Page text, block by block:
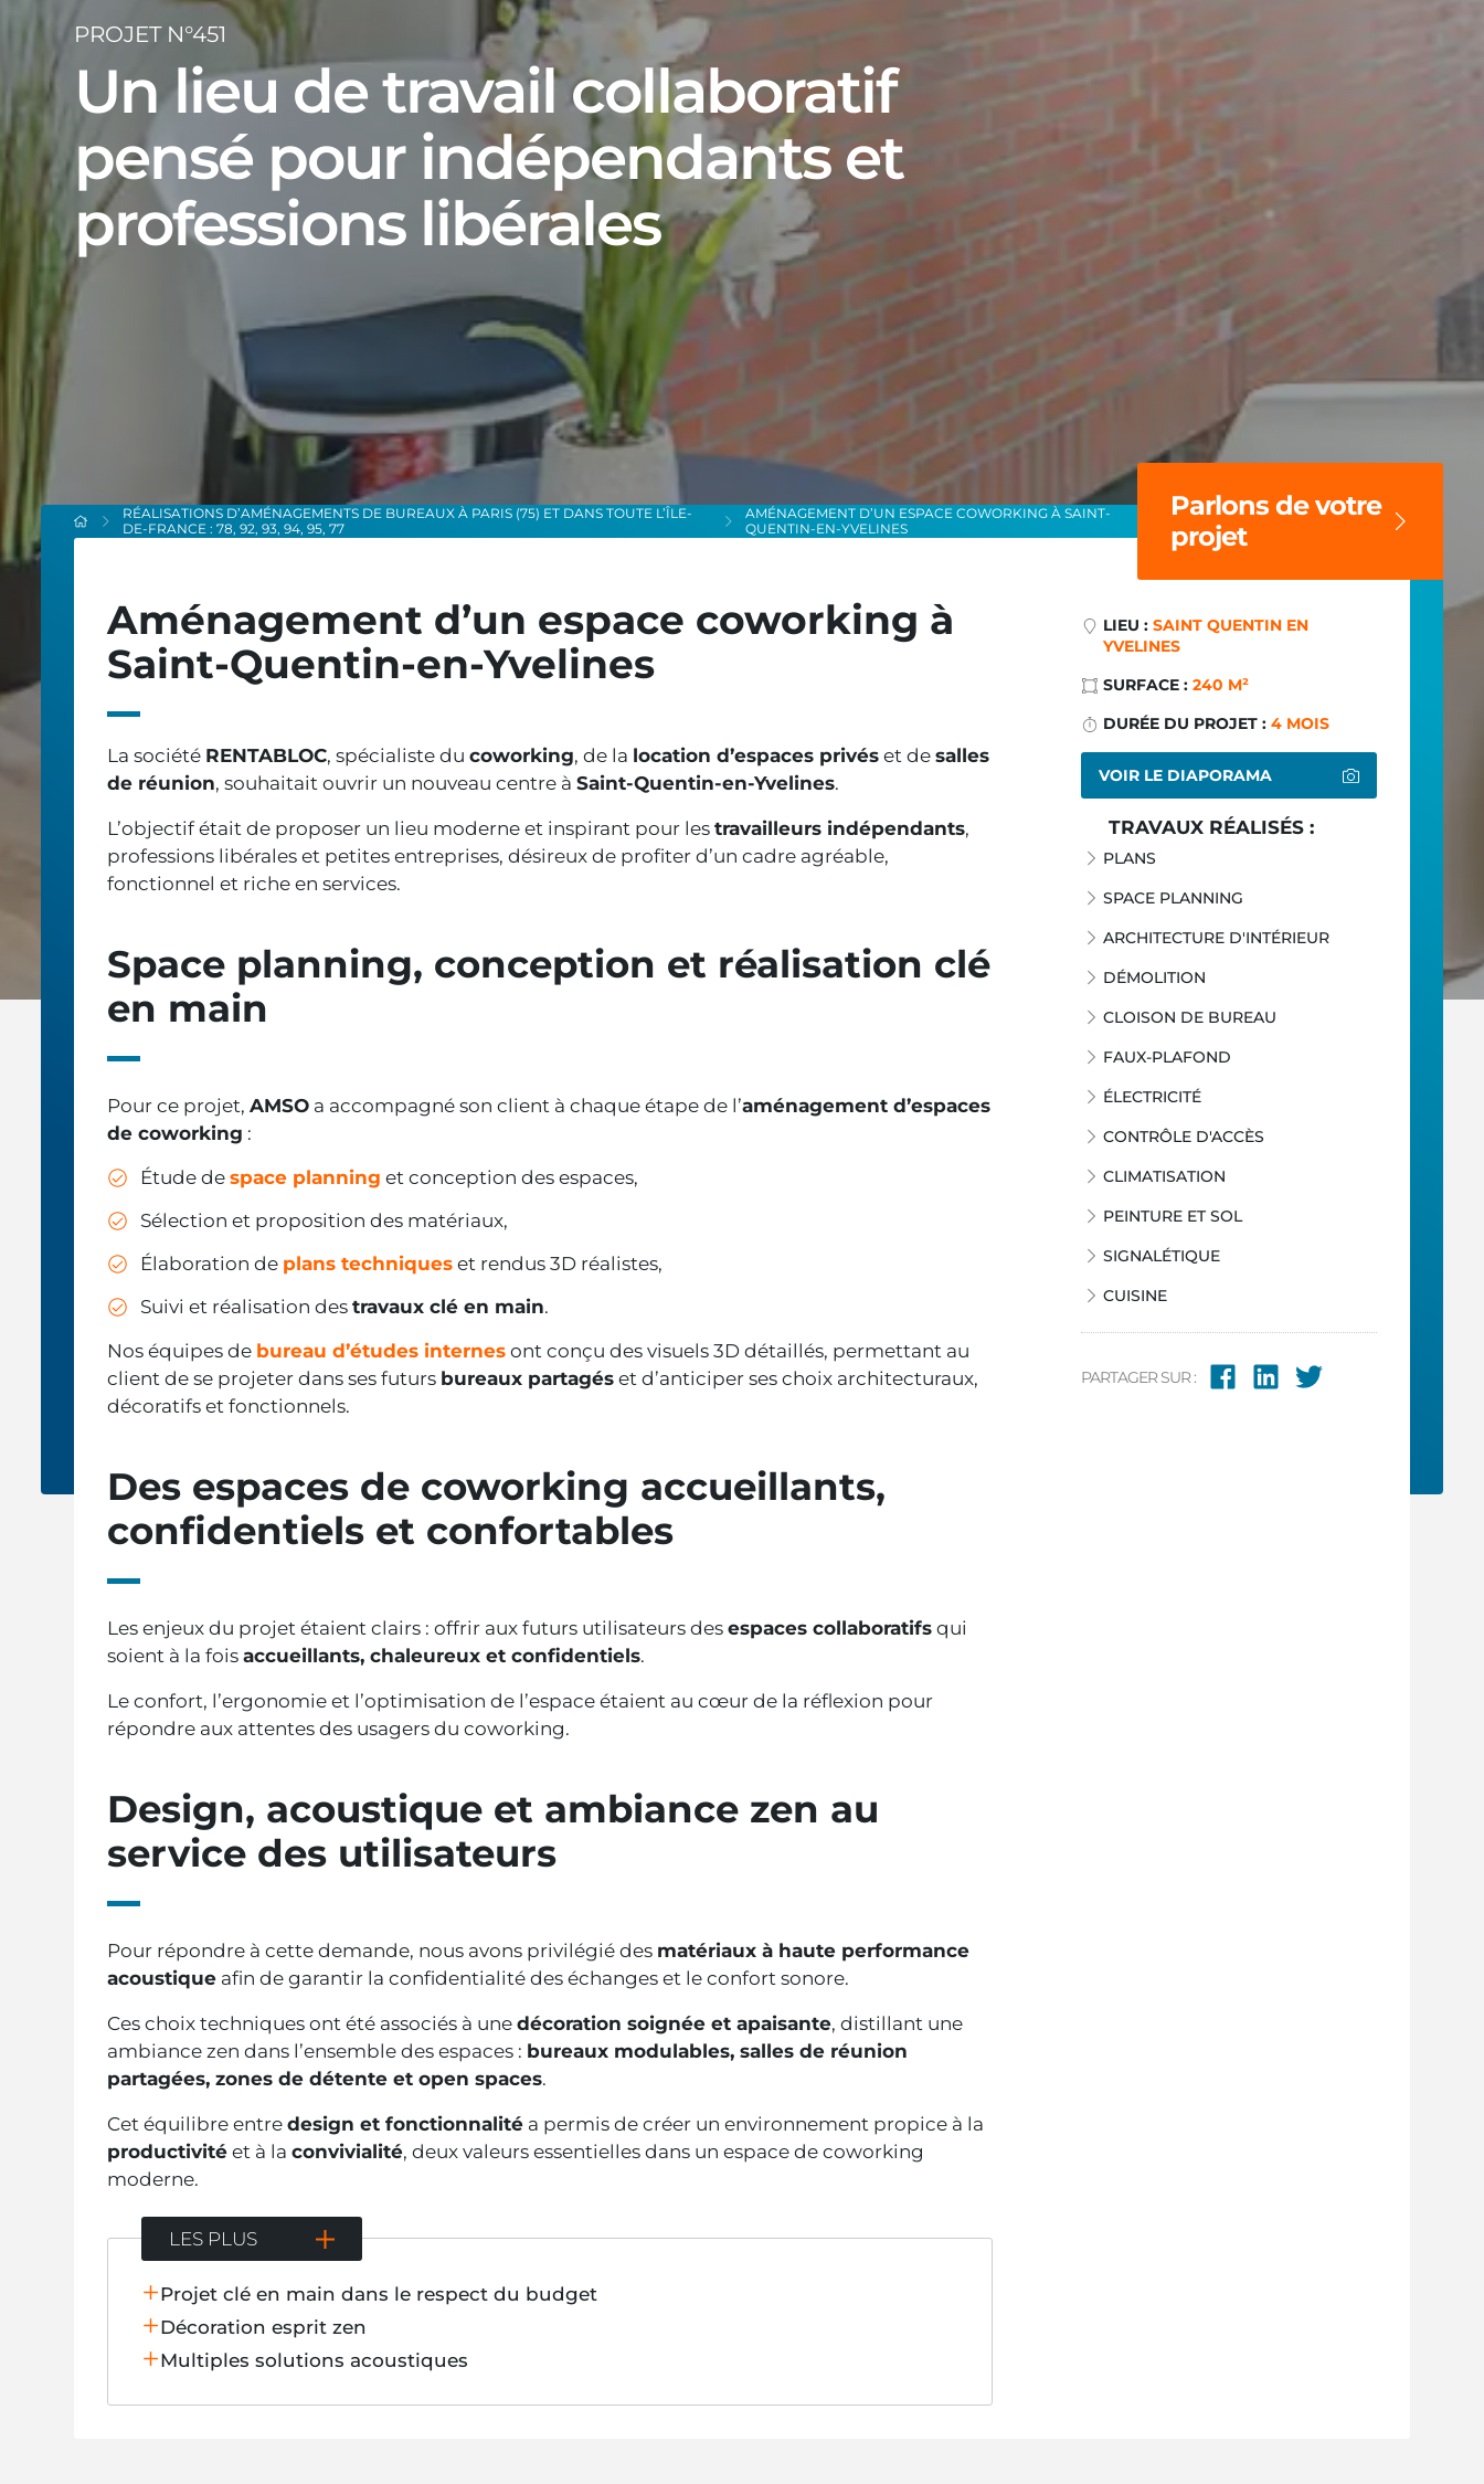
PROJET N°451
Un lieu de travail collaboratif
pensé pour indépendants et
professions libérales
RÉALISATIONS D’AMÉNAGEMENTS DE BUREAUX À PARIS (75) ET DANS TOUTE L’ÎLE-
DE-FRANCE : 78, 92, 93, 94, 95, 77
AMÉNAGEMENT D’UN ESPACE COWORKING À SAINT-
QUENTIN-EN-YVELINES
Parlons de votre
projet
Aménagement d’un espace coworking à
Saint-Quentin-en-Yvelines
La société RENTABLOC, spécialiste ducoworking, de la location d’espaces privés et desalles
de réunion, souhaitait ouvrir un nouveau centre àSaint-Quentin-en-Yvelines.
L’objectif était de proposer un lieu moderne et inspirant pour lestravailleurs indépendants,
professions libérales et petites entreprises, désireux de profiter d’un cadre agréable,
fonctionnel et riche en services.
Space planning, conception et réalisation clé
en main
Pour ce projet,AMSO a accompagné son client à chaque étape de l’aménagement d’espaces
de coworking :
Étude despace planning et conception des espaces,
Sélection et proposition des matériaux,
Élaboration de plans techniques et rendus 3D réalistes,
Suivi et réalisation destravaux clé en main.
Nos équipes de bureau d’études internes ont conçu des visuels 3D détaillés, permettant au
client de se projeter dans ses futurs bureaux partagés et d’anticiper ses choix architecturaux,
décoratifs et fonctionnels.
Des espaces de coworking accueillants,
confidentiels et confortables
Les enjeux du projet étaient clairs : offrir aux futurs utilisateurs desespaces collaboratifs qui
soient à la foisaccueillants, chaleureux et confidentiels.
Le confort, l’ergonomie et l’optimisation de l’espace étaient au cœur de la réflexion pour
répondre aux attentes des usagers du coworking.
Design, acoustique et ambiance zen au
service des utilisateurs
Pour répondre à cette demande, nous avons privilégié des matériaux à haute performance
acoustique afin de garantir la confidentialité des échanges et le confort sonore.
Ces choix techniques ont été associés à unedécoration soignée et apaisante, distillant une
ambiance zen dans l’ensemble des espaces : bureaux modulables, salles de réunion
partagées, zones de détente et open spaces.
Cet équilibre entredesign et fonctionnalité a permis de créer un environnement propice à la
productivité et à laconvivialité, deux valeurs essentielles dans un espace de coworking
moderne.
LES PLUS
Projet clé en main dans le respect du budget
Décoration esprit zen
Multiples solutions acoustiques
LIEU :SAINT QUENTIN EN
YVELINES
SURFACE :240 M²
DURÉE DU PROJET :4 MOIS
VOIR LE DIAPORAMA
TRAVAUX RÉALISÉS :
PLANS
SPACE PLANNING
ARCHITECTURE D'INTÉRIEUR
DÉMOLITION
CLOISON DE BUREAU
FAUX-PLAFOND
ÉLECTRICITÉ
CONTRÔLE D'ACCÈS
CLIMATISATION
PEINTURE ET SOL
SIGNALÉTIQUE
CUISINE
PARTAGER SUR :